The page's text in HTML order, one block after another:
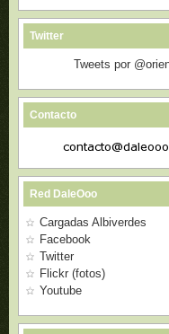
Twitter
Tweets por
Contacto
Red DaleOoo
Cargadas Albiverdes
Facebook
Twitter
Flickr (fotos)
Youtube